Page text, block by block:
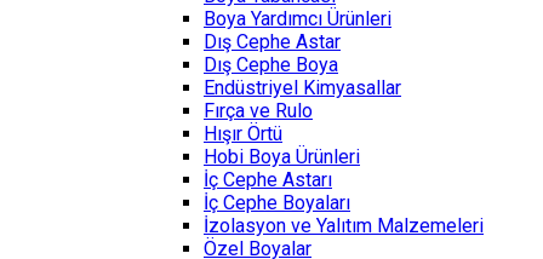
Boya Yardımcı Ürünleri
Dış Cephe Astar
Dış Cephe Boya
Endüstriyel Kimyasallar
Fırça ve Rulo
Hışır Örtü
Hobi Boya Ürünleri
İç Cephe Astarı
İç Cephe Boyaları
İzolasyon ve Yalıtım Malzemeleri
Özel Boyalar